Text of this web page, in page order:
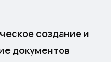
создание и
документов